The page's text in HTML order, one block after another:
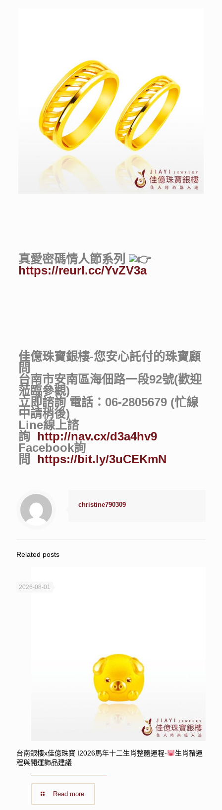
真愛密碼情人節系列
https://reurl.cc/YvZV3a
佳億珠寶銀樓-您安心託付的珠寶顧
問
台南市安南區海佃路一段92號(歡迎
蒞臨參觀)
立即諮詢 電話：06-2805679 (忙線
中請稍後)
Line線上諮
詢 http://nav.cx/d3a4hv9
Facebook詢
問 https://bit.ly/3uCEKmN
christine790309
Related posts
2026-08-01
台南銀樓x佳億珠寶 I2026馬年十二生肖整體運程-
生肖豬運
程與開運飾品建議
Read more